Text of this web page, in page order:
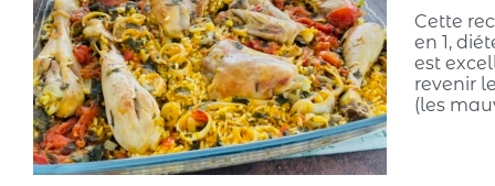
Cette
en 1,
est
revenir
(les